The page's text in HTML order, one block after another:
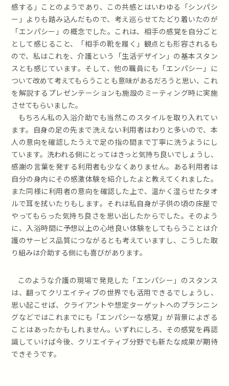
感する」ことのようであり、この共感とはいわゆる「シンパシ
ー」よりも踏み込んだもので、考え巡らせてたどり着いたのが
「エンパシー」の概念でした。これは、相手の感覚を自分ごと
として感じること、「相手の靴を履く」観点とも形容されるも
ので、私はこれを、介護という「生活デザイン」の基本スタン
スとも感じています。そして、他の職員にも「エンパシー」に
ついて改めて考えてもらうことも意味があるだろうと思い、これ
を解説するプレゼンテーションも施設のミーティング時に実施
させてもらいました。
もちろん私の入浴介助でも当然このスタイルを取り入れてい
ます。自身の足の先まで洗えない利用者はわりと多いので、本
人の意向を確認したうえで足の指の間まで丁寧に洗うようにし
ています。洗われる側にとってはきっと気持ち良いでしょうし、
感謝の言葉を発する利用者も少なくありません。ある利用者は
自分の身内にその感激体験を紹介したよと教えてくれました。
また同様に利用者の意向を確認した上で、温かく湿らせたタオ
ルで耳を拭いたりもします。それは私自身が子供の頃の床屋で
やってもらった気持ち良さを思い出したからでした。そのよう
に、入浴時間に予想以上の心地良い体験をしてもらうことは介
護のサービス品質につながるとも考えていますし、こうした取
り組みは介助する側にも喜びがあります。
このような介護の現場で発見した「エンパシー」のスタンス
は、翻ってクリエイティブの世界でも活用できるでしょうし、
思い起こせば、クライアントや想定ターゲットへのプランニン
グなどではこれまでにも「エンパシーな感覚」が背景によぎる
ことはあったかもしれません。いずれにしろ、その感覚を再認
識していけば今後、クリエイティブ分野でも新たな成果が期待
できそうです。